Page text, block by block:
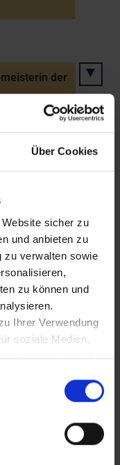
Über Cookies
sicher zu
und anbieten zu
zu verwalten sowie
zu können und
Ihrer Verwendung
soziale Medien,
in Ländern sind,
uU nicht
Partner führen
mit weiteren Daten
haben oder die
der
St. Pölten